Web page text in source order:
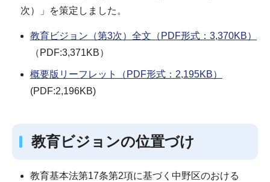
次）」を策定しました。
教育ビジョン（第3次）全文（PDF形式：3,370KB）
（PDF:3,371KB）
概要版リーフレット（PDF形式：2,195KB）
(PDF:2,196KB)
教育ビジョンの位置づけ
教育基本法第17条第2項に基づく中野区のおける